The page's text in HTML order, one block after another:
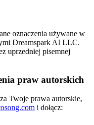
oznaczenia używane w
Dreamspark AI LLC.
uprzedniej pisemnej
praw autorskich
Twoje prawa autorskie,
i dołącz: